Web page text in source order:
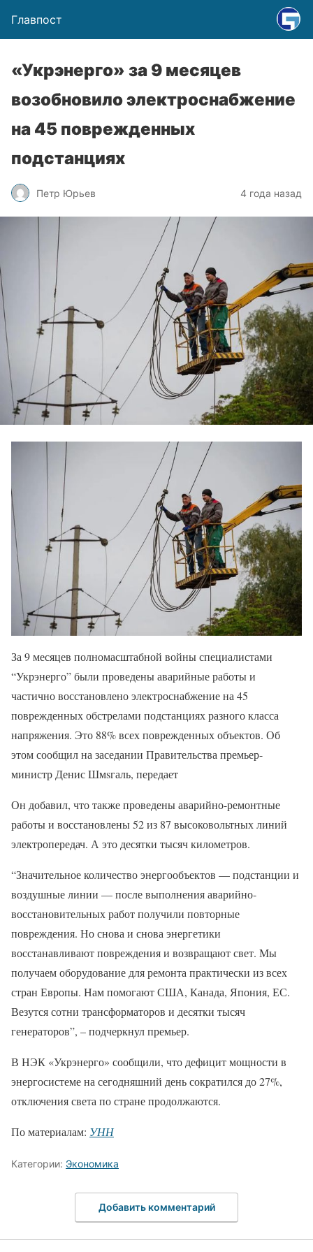
Главпост
«Укрэнерго» за 9 месяцев
возобновило электроснабжение
на 45 поврежденных
подстанциях
Петр Юрьев 4 года назад
За 9 месяцев полномасштабной войны специалистами
“Укрэнерго” были проведены аварийные работы и
частично восстановлено электроснабжение на 45
поврежденных обстрелами подстанциях разного класса
напряжения. Это 88% всех поврежденных объектов. Об
этом сообщил на заседании Правительства премьер-
министр Денис Шмsгаль, передает
Он добавил, что также проведены аварийно-ремонтные
работы и восстановлены 52 из 87 высоковольтных линий
электропередач. А это десятки тысяч километров.
“Значительное количество энергообъектов — подстанции и
воздушные линии — после выполнения аварийно-
восстановительных работ получили повторные
повреждения. Но снова и снова энергетики
восстанавливают повреждения и возвращают свет. Мы
получаем оборудование для ремонта практически из всех
стран Европы. Нам помогают США, Канада, Япония, ЕС.
Везутся сотни трансформаторов и десятки тысяч
генераторов”, – подчеркнул премьер.
В НЭК «Укрэнерго» сообщили, что дефицит мощности в
энергосистеме на сегодняшний день сократился до 27%,
отключения света по стране продолжаются.
По материалам: УНН
Категории: Экономика
Добавить комментарий